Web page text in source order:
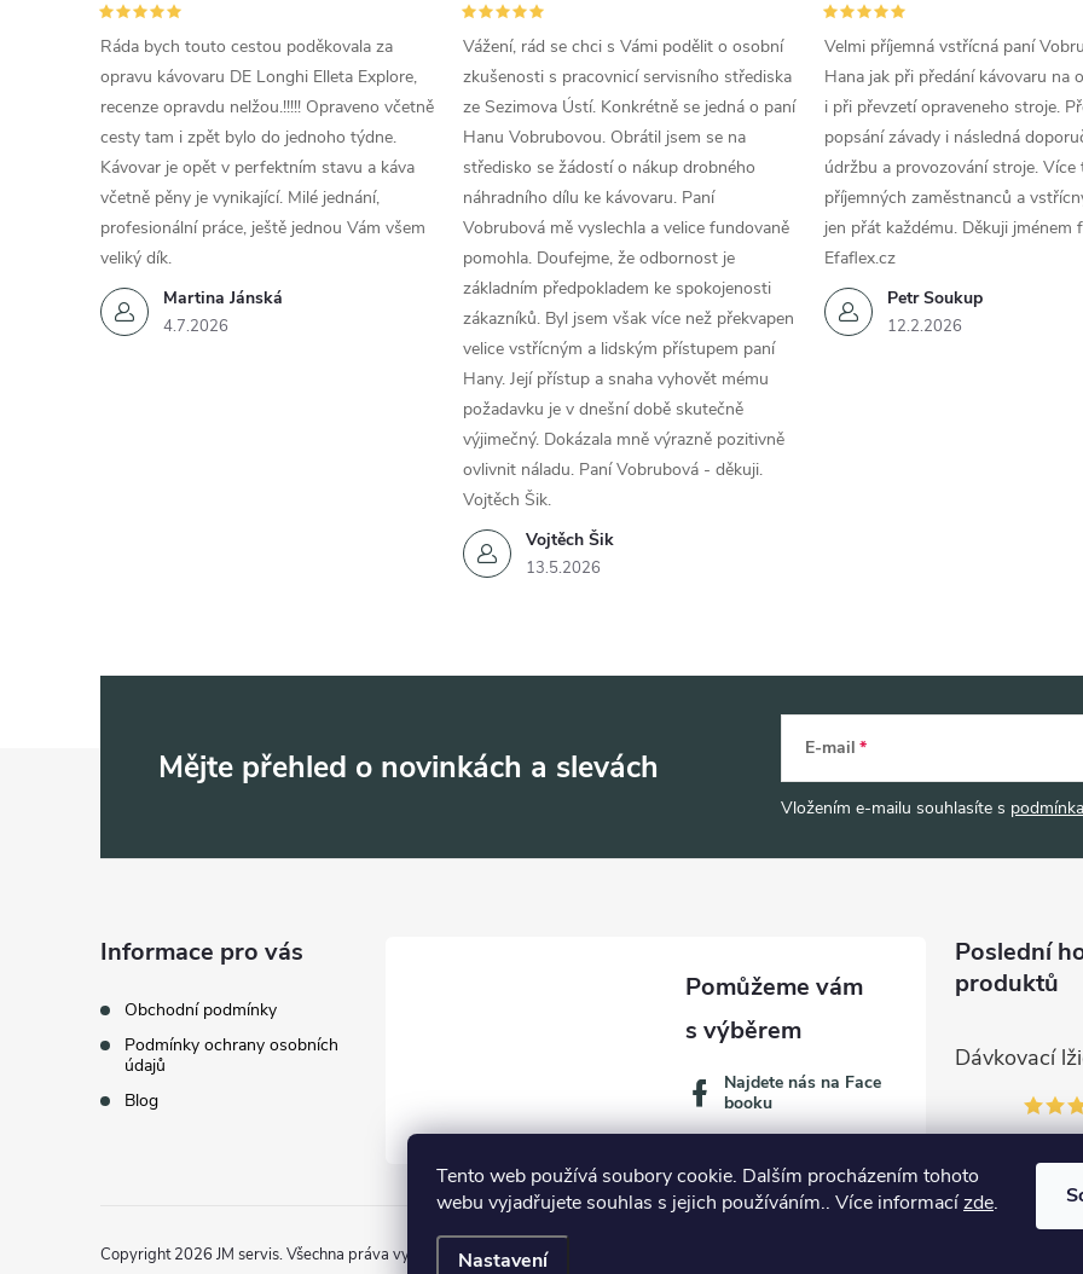
Tento web používá soubory cookie. Dalším procházením tohoto
webu vyjadřujete souhlas s jejich používáním.. Více informacízde.
Nastavení
Martina Jánská
4.7.2026
Ráda bych touto cestou poděkovala za
opravu kávovaru DE Longhi Elleta Explore,
recenze opravdu nelžou.!!!!! Opraveno včetně
cesty tam i zpět bylo do jednoho týdne.
Kávovar je opět v perfektním stavu a káva
včetně pěny je vynikající. Milé jednání,
profesionální práce, ještě jednou Vám všem
veliký dík.
Vojtěch Šik
13.5.2026
Vážení, rád se chci s Vámi podělit o osobní
zkušenosti s pracovnicí servisního střediska
ze Sezimova Ústí. Konkrétně se jedná o paní
Hanu Vobrubovou. Obrátil jsem se na
středisko se žádostí o nákup drobného
náhradního dílu ke kávovaru. Paní
Vobrubová mě vyslechla a velice fundovaně
pomohla. Doufejme, že odbornost je
základním předpokladem ke spokojenosti
zákazníků. Byl jsem však více než překvapen
velice vstřícným a lidským přístupem paní
Hany. Její přístup a snaha vyhovět mému
požadavku je v dnešní době skutečně
výjimečný. Dokázala mně výrazně pozitivně
ovlivnit náladu. Paní Vobrubová - děkuji.
Vojtěch Šik.
Petr Soukup
12.2.2026
Velmi příjemná vstřícná paní
Hana jak při předání kávovaru na
i při převzetí opraveneho stroje.
popsání závady i následná
údržbu a provozování stroje. Více
příjemných zaměstnanců a
jen přát každému. Děkuji jménem
Efaflex.cz
Mějte přehled o novinkách a slevách E-mail
Vložením e-mailu souhlasíte s
Informace pro vás
Obchodní podmínky
Podmínky ochrany osobních
údajů
Blog
Najdete nás na Face
booku
Poslední
produktů
Copyright 2026 JM servis. Všechna práva vyhrazena.